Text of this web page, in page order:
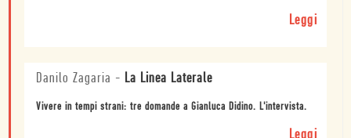
Leggi
Danilo Zagaria - La Linea Laterale
Vivere in tempi strani: tre domande a Gianluca Didino. L'intervista.